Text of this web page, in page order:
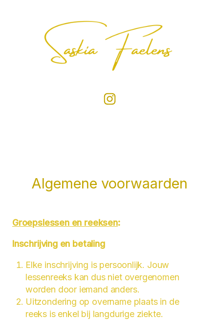
Algemene voorwaarden
Groepslessen en reeksen:
Inschrijving en betaling
Elke inschrijving is persoonlijk. Jouw
lessenreeks kan dus niet overgenomen
worden door iemand anders.
Uitzondering op overname plaats in de
reeks is enkel bij langdurige ziekte.